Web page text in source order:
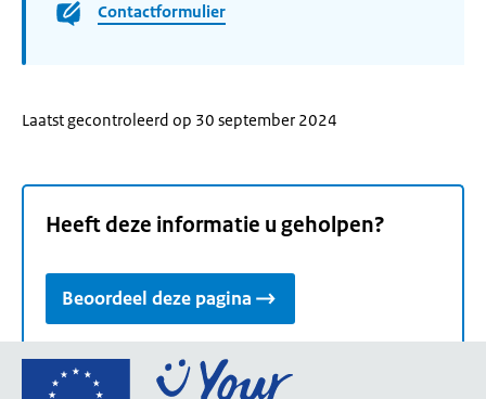
Contactformulier
Laatst gecontroleerd op 30 september 2024
Heeft deze informatie u geholpen?
Beoordeel deze pagina
Ga